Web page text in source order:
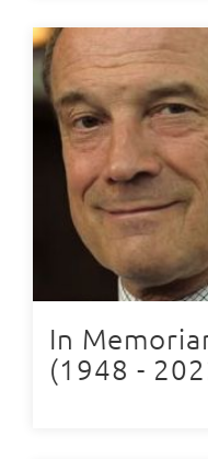
In
(1948 -